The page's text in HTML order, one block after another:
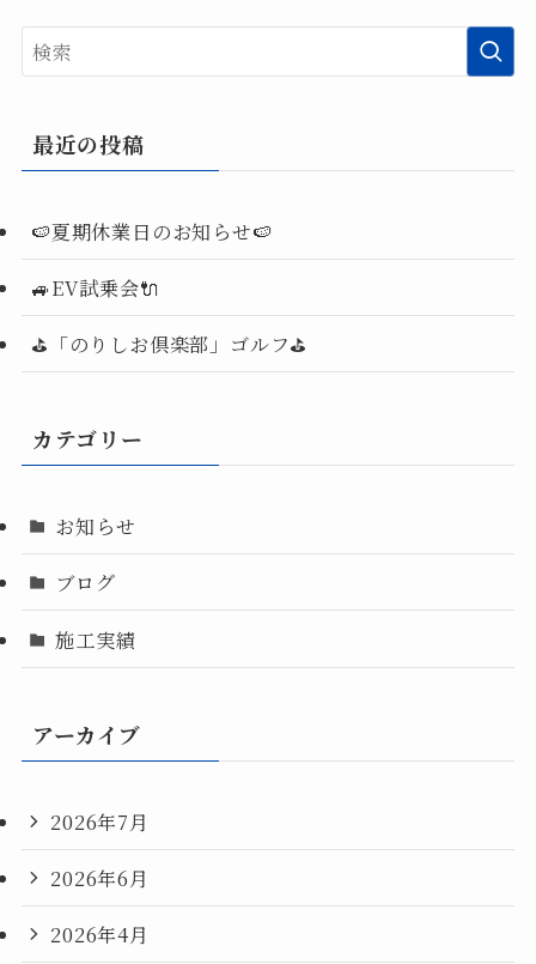
最近の投稿
🍉夏期休業日のお知らせ🍉
🚙EV試乗会🔌
⛳「のりしお倶楽部」ゴルフ⛳
カテゴリー
お知らせ
ブログ
施工実績
アーカイブ
2026年7月
2026年6月
2026年4月